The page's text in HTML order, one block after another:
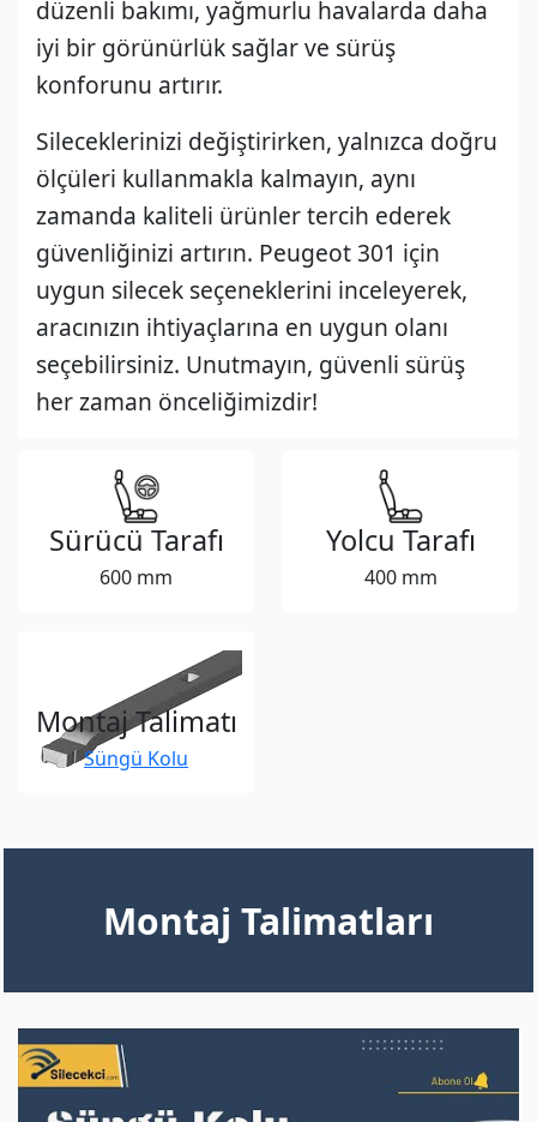
düzenli bakımı, yağmurlu havalarda daha
iyi bir görünürlük sağlar ve sürüş
konforunu artırır.
Sileceklerinizi değiştirirken, yalnızca doğru
ölçüleri kullanmakla kalmayın, aynı
zamanda kaliteli ürünler tercih ederek
güvenliğinizi artırın. Peugeot 301 için
uygun silecek seçeneklerini inceleyerek,
aracınızın ihtiyaçlarına en uygun olanı
seçebilirsiniz. Unutmayın, güvenli sürüş
her zaman önceliğimizdir!
Sürücü Tarafı
600 mm
Yolcu Tarafı
400 mm
Montaj Talimatı
Süngü Kolu
Montaj Talimatları